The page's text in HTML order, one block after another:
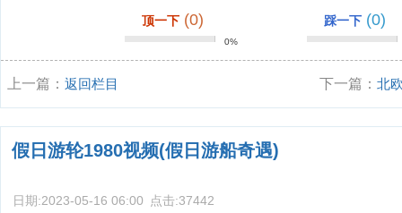
顶一下 (0)
0%
踩一下 (0)
上一篇： 返回栏目 下一篇：北
假日游轮1980视频(假日游船奇遇)
日期:2023-05-16 06:00 点击:37442